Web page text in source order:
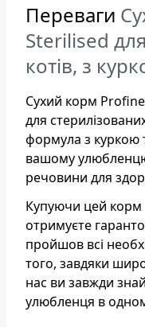
Переваги
Sterilised
котів, з
Сухий корм
для
формула з куркою
вашому улюбленцю
речовини для
Купуючи цей корм
отримуєте
пройшов всі
того, завдяки
нас ви завжди
улюбленця в